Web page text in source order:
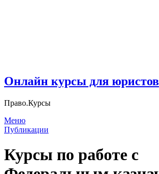
Онлайн курсы для юристов
Право.Курсы
Меню
Публикации
Курсы по работе с